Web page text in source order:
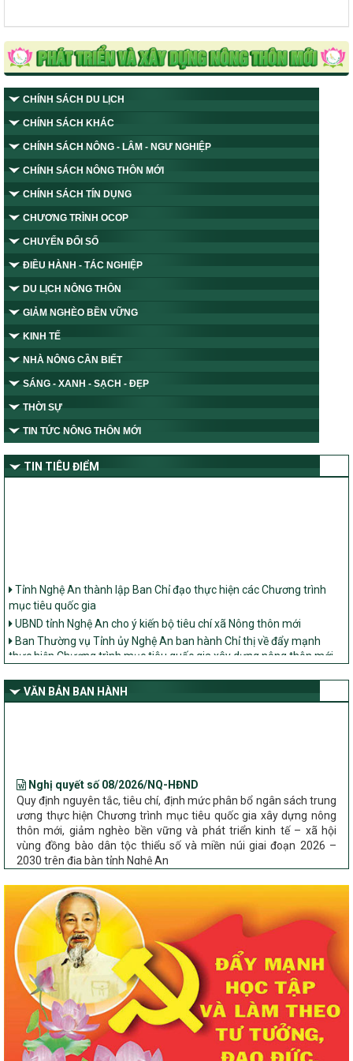
CHÍNH SÁCH DU LỊCH
CHÍNH SÁCH KHÁC
CHÍNH SÁCH NÔNG - LÂM - NGƯ NGHIỆP
CHÍNH SÁCH NÔNG THÔN MỚI
CHÍNH SÁCH TÍN DỤNG
CHƯƠNG TRÌNH OCOP
CHUYỂN ĐỔI SỐ
ĐIỀU HÀNH - TÁC NGHIỆP
DU LỊCH NÔNG THÔN
GIẢM NGHÈO BỀN VỮNG
KINH TẾ
NHÀ NÔNG CẦN BIẾT
SÁNG - XANH - SẠCH - ĐẸP
THỜI SỰ
TIN TỨC NÔNG THÔN MỚI
TIN TIÊU ĐIỂM
mục tiêu quốc gia
UBND tỉnh Nghệ An cho ý kiến bộ tiêu chí xã Nông thôn mới
Ban Thường vụ Tỉnh ủy Nghệ An ban hành Chỉ thị về đẩy mạnh
thực hiện Chương trình mục tiêu quốc gia xây dựng nông thôn mới,
giảm nghèo bền vững và phát triển kinh tế – xã hội vùng đồng bào
Nghệ An
VĂN BẢN BAN HÀNH
Quy định nguyên tắc, tiêu chí, định mức phân bổ ngân sách trung
ương thực hiện Chương trình mục tiêu quốc gia xây dựng nông
thôn mới, giảm nghèo bền vững và phát triển kinh tế – xã hội
vùng đồng bào dân tộc thiểu số và miền núi giai đoạn 2026 –
2030 trên địa bàn tỉnh Nghệ An
Chỉ Thị số 22-CT/TU
về đẩy mạnh thực hiện Chương trình mục tiêu quốc gia xây dựng
nông thôn mới, giảm nghèo bền vững và phát triển kinh tế – xã
hội vùng đồng bào dân tộc thiểu số và miền núi giai đoạn 2026 –
2030 trên địa bàn tỉnh Nghệ An
Quyết định số 2490/QĐ-UBND
Về việc thành lập Ban Chỉ đạo Chương trình mục tiều quốc gia xây
dựng nông thôn mới, giảm nghèo bền vững và phát triển kinh tế –
xã hội vùng đồng bào dân tộc thiểu số và miền núi giai đoạn 2026
-2030 tỉnh Nghệ An
Thông tư Số 23/2026/TT-BNNMT
Thông tư Hướng dẫn thực hiện một số nội dung Chương trình